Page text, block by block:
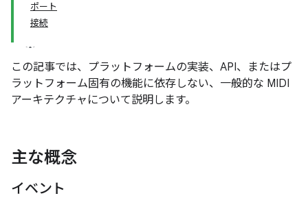
ポート
接続
この記事では、プラットフォームの実装、API、またはプ
ラットフォーム固有の機能に依存しない、一般的な MIDI
アーキテクチャについて説明します。
主な概念
イベント